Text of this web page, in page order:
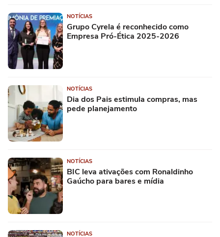
NOTÍCIAS
Grupo Cyrela é reconhecido como
Empresa Pró-Ética 2025-2026
NOTÍCIAS
Dia dos Pais estimula compras, mas
pede planejamento
NOTÍCIAS
BIC leva ativações com Ronaldinho
Gaúcho para bares e mídia
NOTÍCIAS